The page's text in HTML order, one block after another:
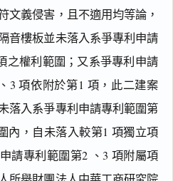
文義侵害，且不適用均等論，
音樓板並未落入系爭專利申請
之權利範圍；又系爭專利申請
3 項依附於第1 項，此二建案
落入系爭專利申請專利範圍第
內，自未落入較第1 項獨立項
請專利範圍第2 、3 項附屬項